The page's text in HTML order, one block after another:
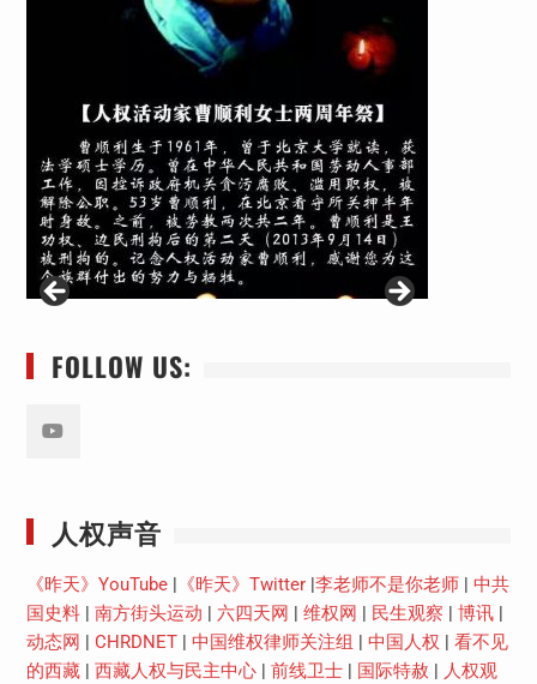
FOLLOW US:
人权声音
《昨天》YouTube| 《昨天》Twitter| 李老师不是你老师| 中共
国史料| 南方街头运动 六四天网 维权网 民生观察 博讯|
动态网
CHRDNET| 中国维权律师关注组 中国人权
看不见
的西藏| 西藏人权与民主中心| 前线卫士| 国际特赦
人权观